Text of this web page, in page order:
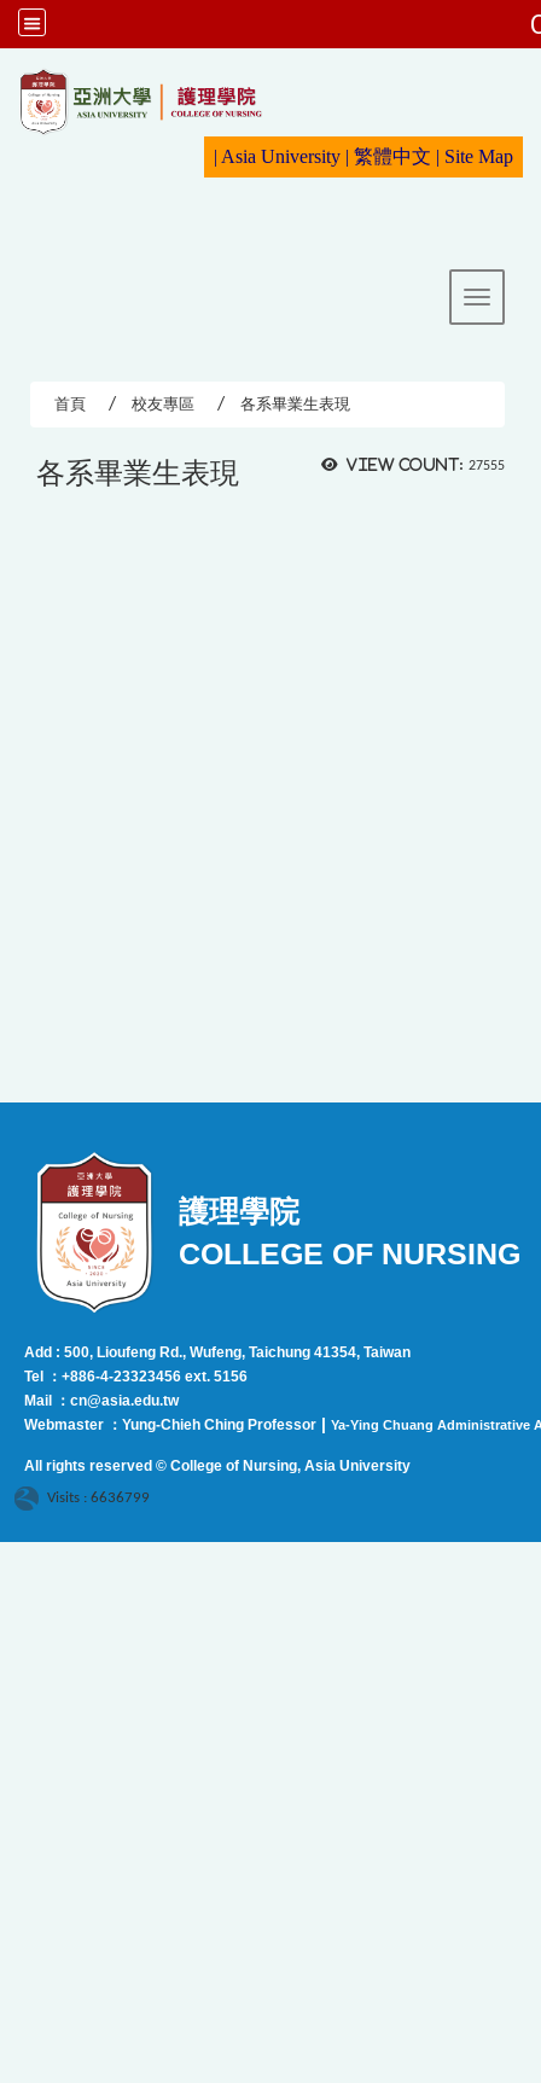
| Asia University | 繁體中文 | Site Map
Toggle
首頁 校友專區 各系畢業生表現
View count: 27555
各系畢業生表現
護理學院
COLLEGE OF NURSING
Add : 500, Lioufeng Rd., Wufeng, Taichung 41354, Taiwan
Tel ：+886-4-23323456 ext. 5156
Mail ：cn@asia.edu.tw
Webmaster ：Yung-Chieh Ching Professor |Ya-Ying Chuang Administrative
All rights reserved © College of Nursing, Asia University
Visits : 6636799